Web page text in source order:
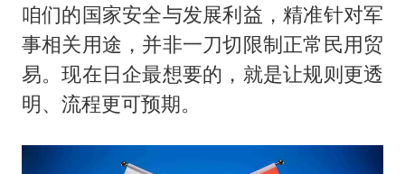
咱们的国家安全与发展利益，精准针对军
事相关用途，并非一刀切限制正常民用贸
易。现在日企最想要的，就是让规则更透
明、流程更可预期。